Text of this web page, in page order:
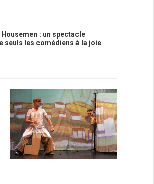
Housemen : un spectacle
seuls les comédiens à la joie